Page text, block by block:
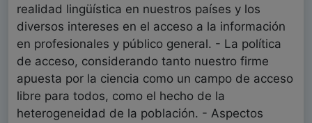
realidad lingüística en nuestros países y los
diversos intereses en el acceso a la información
en profesionales y público general. - La política
de acceso, considerando tanto nuestro firme
apuesta por la ciencia como un campo de acceso
libre para todos, como el hecho de la
heterogeneidad de la población. - Aspectos